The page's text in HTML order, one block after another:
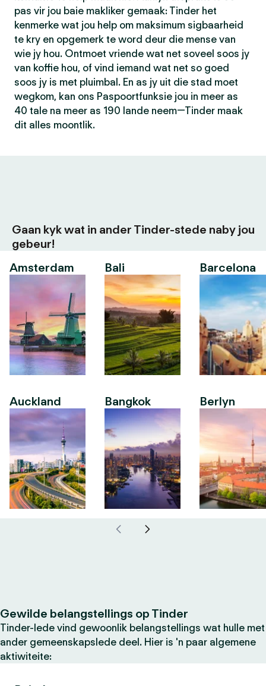
pas vir jou baie makliker gemaak: Tinder het
kenmerke wat jou help om maksimum sigbaarheid
te kry en opgemerk te word deur die mense van
wie jy hou. Ontmoet vriende wat net soveel soos jy
van koffie hou, of vind iemand wat net so goed
soos jy is met pluimbal. En as jy uit die stad moet
wegkom, kan ons Paspoortfunksie jou in meer as
40 tale na meer as 190 lande neem—Tinder maak
dit alles moontlik.
Gaan kyk wat in ander Tinder-stede naby jou
gebeur!
Amsterdam
Auckland
Bali
Bangkok
Barcelona
Berlyn
Gewilde belangstellings op Tinder
Tinder-lede vind gewoonlik belangstellings wat hulle met
ander gemeenskapslede deel. Hier is 'n paar algemene
aktiwiteite: